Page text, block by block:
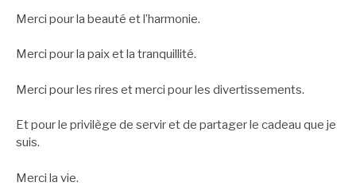
Merci pour la beauté et l’harmonie.
Merci pour la paix et la tranquillité.
Merci pour les rires et merci pour les divertissements.
Et pour le privilège de servir et de partager le cadeau que je
suis.
Merci la vie.